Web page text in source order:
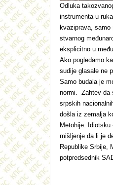
Odluka
instrumenta u
kvaziprava,
stvarnog
eksplicitno u
Ako pogledamo
sudije glasale ne
Samo budala je
normi. Zahtev da
srpskih
došla iz zemalja
Metohije.
mišljenje da li je
Republike Srbije,
potpredsednik